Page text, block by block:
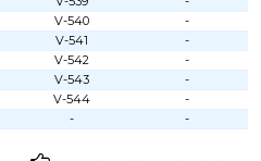
V-540
-
V-541
-
V-542
-
V-543
-
V-544
-
- -